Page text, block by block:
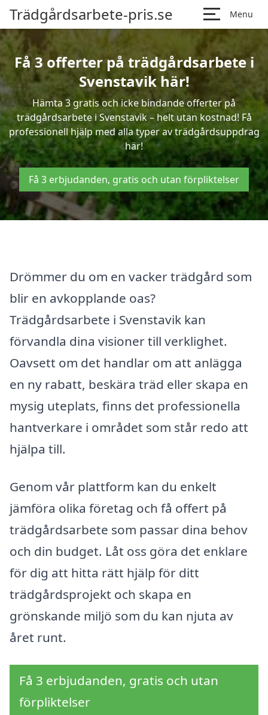
Trädgårdsarbete-pris.se Menu
Få 3 offerter på trädgårdsarbete i
Svenstavik här!
Hämta 3 gratis och icke bindande offerter på
trädgårdsarbete i Svenstavik – helt utan kostnad! Få
professionell hjälp med alla typer av trädgårdsuppdrag
här!
Få 3 erbjudanden, gratis och utan förpliktelser
Drömmer du om en vacker trädgård som
blir en avkopplande oas?
Trädgårdsarbete i Svenstavik kan
förvandla dina visioner till verklighet.
Oavsett om det handlar om att anlägga
en ny rabatt, beskära träd eller skapa en
mysig uteplats, finns det professionella
hantverkare i området som står redo att
hjälpa till.
Genom vår plattform kan du enkelt
jämföra olika företag och få offert på
trädgårdsarbete som passar dina behov
och din budget. Låt oss göra det enklare
för dig att hitta rätt hjälp för ditt
trädgårdsprojekt och skapa en
grönskande miljö som du kan njuta av
året runt.
Få 3 erbjudanden, gratis och utan
förpliktelser